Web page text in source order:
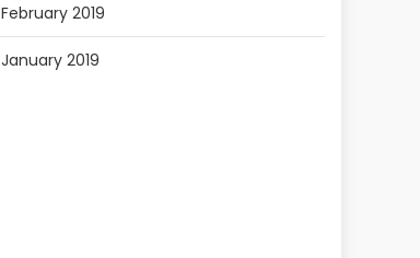
February 2019
January 2019